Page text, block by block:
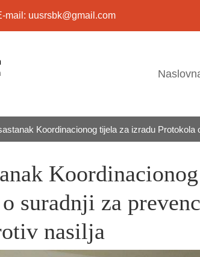
mail: uusrsbk@gmail.com
Koordinacionog tijela za izradu
suradnji za
nasilja